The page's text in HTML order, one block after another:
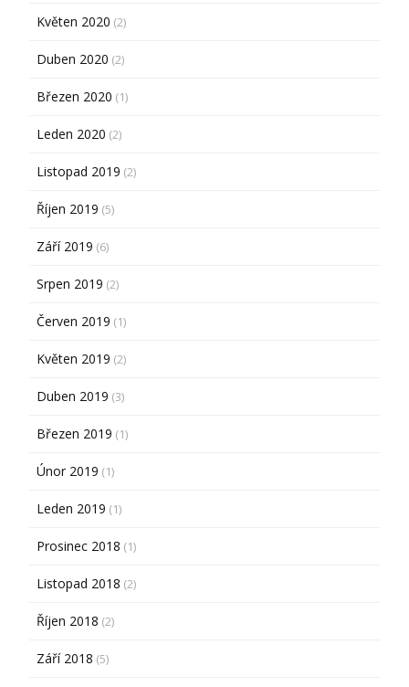
Květen 2020 (2)
Duben 2020 (2)
Březen 2020 (1)
Leden 2020 (2)
Listopad 2019 (2)
Říjen 2019 (5)
Září 2019 (6)
Srpen 2019 (2)
Červen 2019 (1)
Květen 2019 (2)
Duben 2019 (3)
Březen 2019 (1)
Únor 2019 (1)
Leden 2019 (1)
Prosinec 2018 (1)
Listopad 2018 (2)
Říjen 2018 (2)
Září 2018 (5)